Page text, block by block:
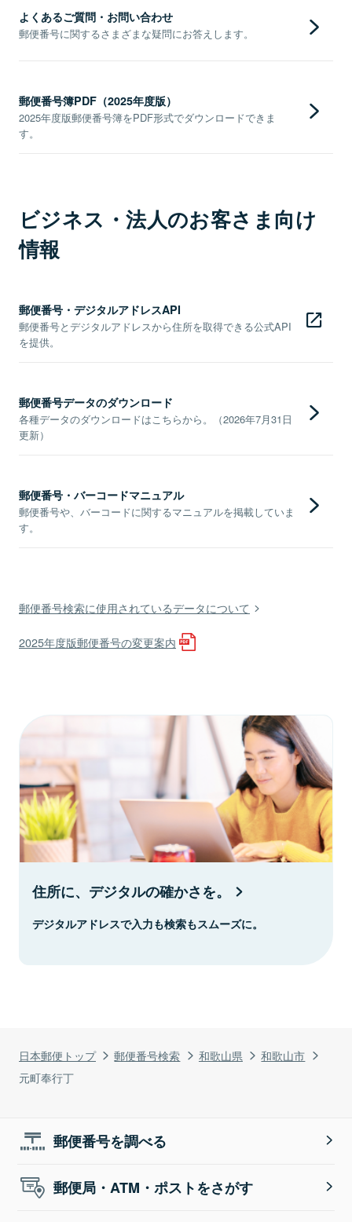
日本郵便トップ 郵便番号検索 和歌山県
和歌山市
元町奉行丁
よくあるご質問・お問い合わせ
郵便番号に関するさまざまな疑問にお答えします。
郵便番号簿PDF（2025年度版）
2025年度版郵便番号簿をPDF形式でダウンロードできま
す。
ビジネス・法人のお客さま向け
情報
郵便番号・デジタルアドレスAPI
郵便番号とデジタルアドレスから住所を取得できる公式API
を提供。
郵便番号データのダウンロード
各種データのダウンロードはこちらから。（2026年7月31日
更新）
郵便番号・バーコードマニュアル
郵便番号や、バーコードに関するマニュアルを掲載していま
す。
郵便番号検索に使用されているデータについて
2025年度版郵便番号の変更案内
住所に、デジタルの確かさを。
デジタルアドレスで入力も検索もスムーズに。
郵便番号を調べる
郵便局・ATM・ポストをさがす